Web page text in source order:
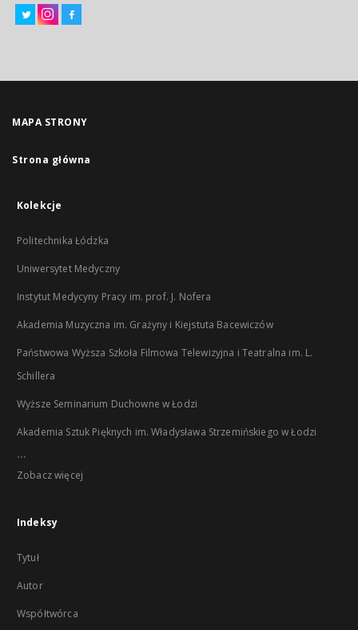
MAPA STRONY
Strona główna
Kolekcje
Politechnika Łódzka
Uniwersytet Medyczny
Instytut Medycyny Pracy im. prof. J. Nofera
Akademia Muzyczna im. Grażyny i Kiejstuta Bacewiczów
Państwowa Wyższa Szkoła Filmowa Telewizyjna i Teatralna im. L.
Schillera
Wyższe Seminarium Duchowne w Łodzi
Akademia Sztuk Pięknych im. Władysława Strzemińskiego w Łodzi
...
Zobacz więcej
Indeksy
Tytuł
Autor
Współtwórca